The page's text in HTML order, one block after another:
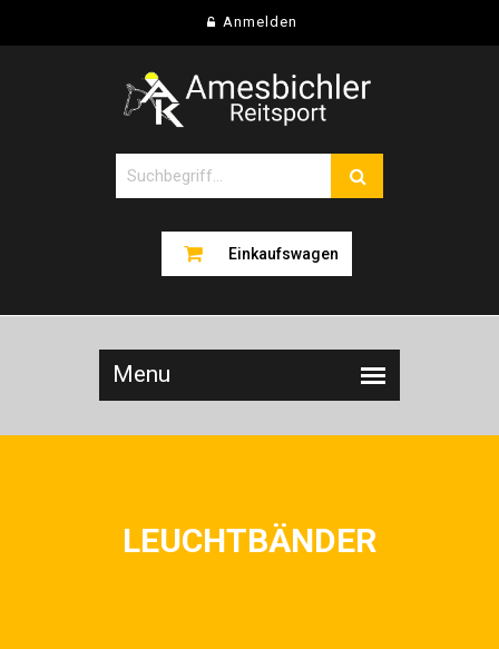
Anmelden
Einkaufswagen
LEUCHTBÄNDER